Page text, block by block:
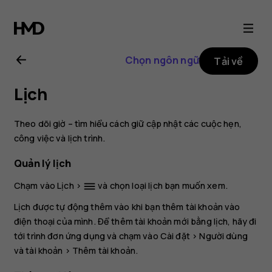
Hướng
dẫn
sử
dụng
Nokia
2.1
Chọn ngôn ngữ Tải về
Lịch
Theo dõi giờ – tìm hiểu cách giữ cập nhật các cuộc hẹn,
công việc và lịch trình.
Quản lý lịch
Chạm vàoLịch > dehaze và chọn loại lịch bạn muốn xem.
Lịch được tự động thêm vào khi bạn thêm tài khoản vào
điện thoại của mình. Để thêm tài khoản mới bằng lịch, hãy đi
tới trình đơn ứng dụng và chạm vào Cài đặt >Người dùng
và tài khoản > Thêm tài khoản.